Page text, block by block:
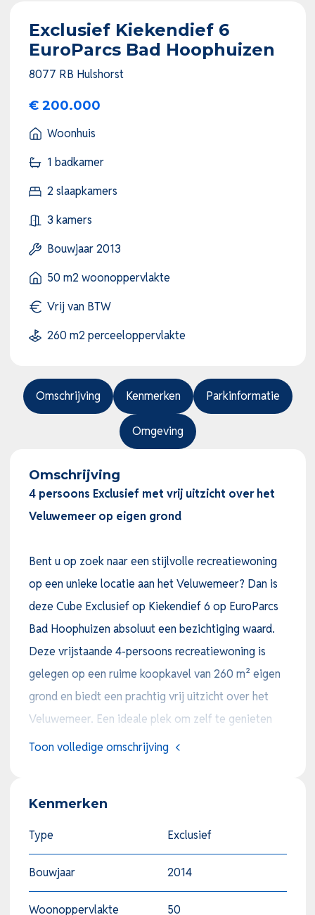
Exclusief Kiekendief 6
EuroParcs Bad Hoophuizen
8077 RB Hulshorst
€ 200.000
Woonhuis
1 badkamer
2 slaapkamers
3 kamers
Bouwjaar 2013
50 m2 woonoppervlakte
Vrij van BTW
260 m2 perceeloppervlakte
Omschrijving Kenmerken Parkinformatie
Omgeving
Omschrijving
4 persoons Exclusief met vrij uitzicht over het
Veluwemeer op eigen grond
Bent u op zoek naar een stijlvolle recreatiewoning
op een unieke locatie aan het Veluwemeer? Dan is
deze Cube Exclusief op Kiekendief 6 op EuroParcs
Bad Hoophuizen absoluut een bezichtiging waard.
Deze vrijstaande 4-persoons recreatiewoning is
gelegen op een ruime koopkavel van 260 m² eigen
grond en biedt een prachtig vrij uitzicht over het
Veluwemeer. Een ideale plek om zelf te genieten
van rust en natuur, maar dankzij de uitstekende
De woning is gebouwd in 2014, beschikt over een
woonoppervlakte van circa 50 m² en heeft een
moderne uitstraling met een praktische indeling. De
Toon volledige omschrijving
Kenmerken
Type Exclusief
Bouwjaar 2014
Woonoppervlakte 50